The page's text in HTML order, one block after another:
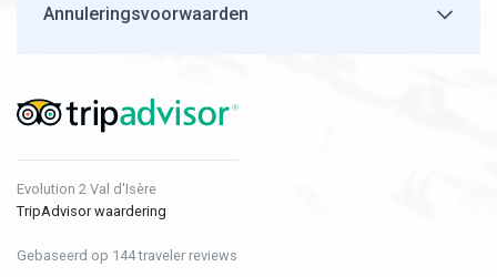
Annuleringsvoorwaarden
Evolution 2 Val d'Isère
TripAdvisor waardering
Gebaseerd op 144 traveler reviews